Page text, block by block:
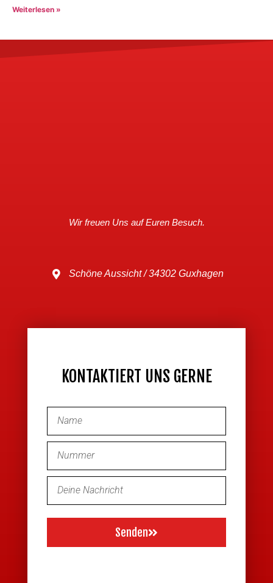
Weiterlesen »
Wir freuen Uns auf Euren Besuch.
Schöne Aussicht / 34302 Guxhagen
KONTAKTIERT UNS GERNE
Senden